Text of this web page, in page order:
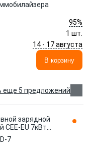
95%
1 шт.
14 - 17 августа
В корзину
еще 5 предложений
зарядной
CEE-EU 7кВт
7
7